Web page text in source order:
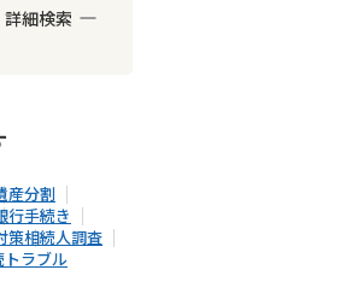
詳細検索
産分割
行手続き
策相続人調査
トラブル